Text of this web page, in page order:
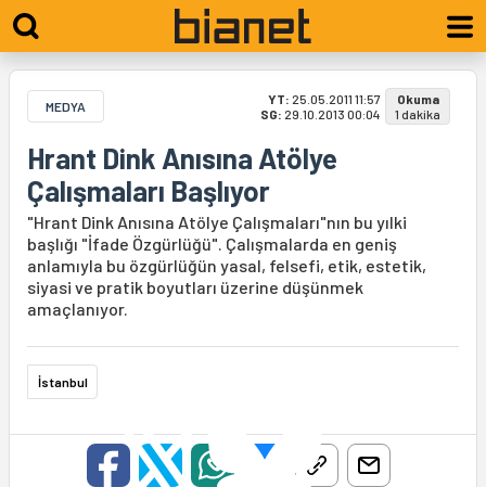
MEDYA YT: 25.05.2011 11:57
SG: 29.10.2013 00:04
Okuma
1 dakika
Hrant Dink Anısına Atölye
Çalışmaları Başlıyor
"Hrant Dink Anısına Atölye Çalışmaları"nın bu yılki
başlığı "İfade Özgürlüğü". Çalışmalarda en geniş
anlamıyla bu özgürlüğün yasal, felsefi, etik, estetik,
siyasi ve pratik boyutları üzerine düşünmek
amaçlanıyor.
İstanbul